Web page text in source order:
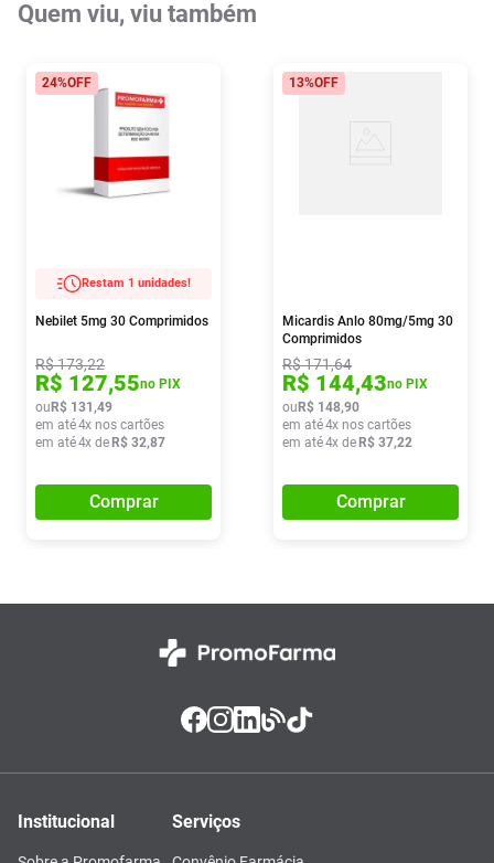
Quem viu, viu também
24%OFF
Restam 1 unidades!
Nebilet 5mg 30 Comprimidos
R$173,22
R$ 127,55no PIX
ou R$ 131 ,49
em até4x nos cartões
em até4x de R$ 32,87
Comprar
13%OFF
Micardis Anlo 80mg/5mg 30
Comprimidos
R$171,64
R$ 144,43no PIX
ou R$ 148,90
em até4x nos cartões
em até4x de R$ 37,22
Comprar
Institucional Serviços